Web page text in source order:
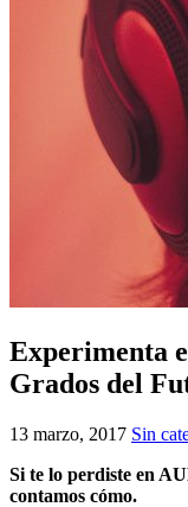
Experimenta
Grados del
13 marzo, 2017 Sin
Si te lo perdiste en
contamos cómo.